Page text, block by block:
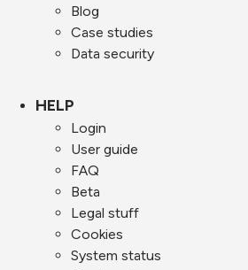
Blog
Case studies
Data security
HELP
Login
User guide
FAQ
Beta
Legal stuff
Cookies
System status